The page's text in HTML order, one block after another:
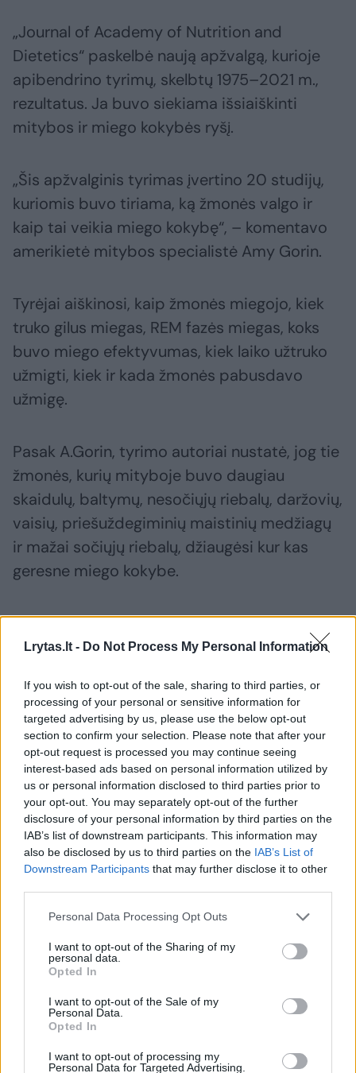
Lrytas.lt - Do Not Process My Personal Information
If you wish to opt-out of the sale, sharing to third parties, or
processing of your personal or sensitive information for
targeted advertising by us, please use the below opt-out
section to confirm your selection. Please note that after your
opt-out request is processed you may continue seeing
interest-based ads based on personal information utilized by
us or personal information disclosed to third parties prior to
your opt-out. You may separately opt-out of the further
disclosure of your personal information by third parties on the
IAB’s list of downstream participants. This information may
also be disclosed by us to third parties on the IAB’s List of
Downstream Participants that may further disclose it to other
Personal Data Processing Opt Outs
I want to opt-out of the Sharing of my
personal data.
Opted In
I want to opt-out of the Sale of my
Personal Data.
Opted In
I want to opt-out of processing my
Personal Data for Targeted Advertising.
„Journal of Academy of Nutrition and
Dietetics“ paskelbė naują apžvalgą, kurioje
apibendrino tyrimų, skelbtų 1975–2021 m.,
rezultatus. Ja buvo siekiama išsiaiškinti
mitybos ir miego kokybės ryšį.
„Šis apžvalginis tyrimas įvertino 20 studijų,
kuriomis buvo tiriama, ką žmonės valgo ir
kaip tai veikia miego kokybę“, – komentavo
amerikietė mitybos specialistė Amy Gorin.
Tyrėjai aiškinosi, kaip žmonės miegojo, kiek
truko gilus miegas, REM fazės miegas, koks
buvo miego efektyvumas, kiek laiko užtruko
užmigti, kiek ir kada žmonės pabusdavo
užmigę.
Pasak A.Gorin, tyrimo autoriai nustatė, jog tie
žmonės, kurių mityboje buvo daugiau
skaidulų, baltymų, nesočiųjų riebalų, daržovių,
vaisių, priešuždegiminių maistinių medžiagų
ir mažai sočiųjų riebalų, džiaugėsi kur kas
geresne miego kokybe.
Mokslininkai su geresniu miegu susiejo tris
pagrindines mitybos kryptis:
1) mityba, kurioje daug sudėtinių
angliavandenių (ypač angliavandenių,
kuriuose yra daug skaidulų) ir sveikųjų riebalų;
2) mityba, kurioje daug baltymų;
3) mityba, kurioje gausu daržovių, vaisių,
priešuždegiminių maistinių medžiagų ir mažai
padidėti cholesterolio kiekis.
Tad laikantis šių taisyklių, kaip teigiama,
galima išvengti nemigos ir vartymosi lovoje
naktį.